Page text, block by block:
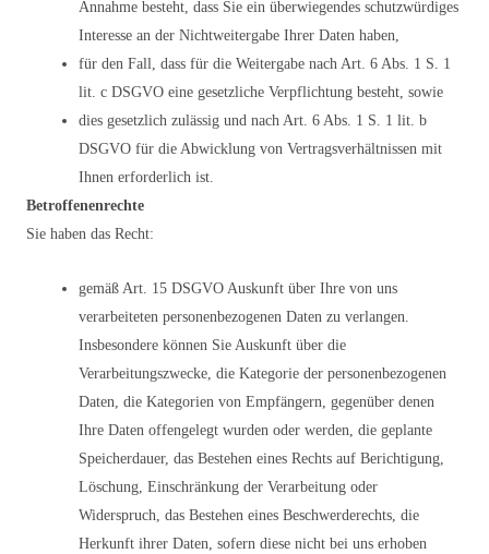
Annahme besteht, dass Sie ein überwiegendes schutzwürdiges
Interesse an der Nichtweitergabe Ihrer Daten haben,
für den Fall, dass für die Weitergabe nach Art. 6 Abs. 1 S. 1
lit. c DSGVO eine gesetzliche Verpflichtung besteht, sowie
dies gesetzlich zulässig und nach Art. 6 Abs. 1 S. 1 lit. b
DSGVO für die Abwicklung von Vertragsverhältnissen mit
Ihnen erforderlich ist.
Betroffenenrechte
Sie haben das Recht:
gemäß Art. 15 DSGVO Auskunft über Ihre von uns
verarbeiteten personenbezogenen Daten zu verlangen.
Insbesondere können Sie Auskunft über die
Verarbeitungszwecke, die Kategorie der personenbezogenen
Daten, die Kategorien von Empfängern, gegenüber denen
Ihre Daten offengelegt wurden oder werden, die geplante
Speicherdauer, das Bestehen eines Rechts auf Berichtigung,
Löschung, Einschränkung der Verarbeitung oder
Widerspruch, das Bestehen eines Beschwerderechts, die
Herkunft ihrer Daten, sofern diese nicht bei uns erhoben